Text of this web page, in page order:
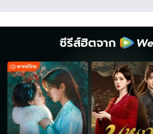
ซีรีส์ฮิตจาก